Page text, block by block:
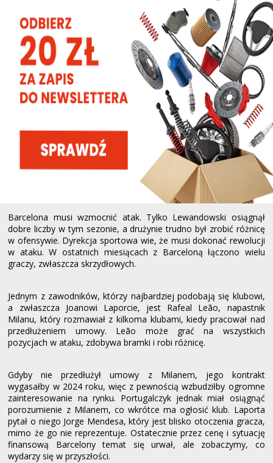
Barcelona musi wzmocnić atak. Tylko Lewandowski osiągnął
dobre liczby w tym sezonie, a drużynie trudno był zrobić różnicę
w ofensywie. Dyrekcja sportowa wie, że musi dokonać rewolucji
w ataku. W ostatnich miesiącach z Barceloną łączono wielu
graczy, zwłaszcza skrzydłowych.
Jednym z zawodników, którzy najbardziej podobają się klubowi,
a zwłaszcza Joanowi Laporcie, jest Rafeal Leão, napastnik
Milanu, który rozmawiał z kilkoma klubami, kiedy pracował nad
przedłużeniem umowy. Leão może grać na wszystkich
pozycjach w ataku, zdobywa bramki i robi różnicę.
Gdyby nie przedłużył umowy z Milanem, jego kontrakt
wygasałby w 2024 roku, więc z pewnością wzbudziłby ogromne
zainteresowanie na rynku. Portugalczyk jednak miał osiągnąć
porozumienie z Milanem, co wkrótce ma ogłosić klub. Laporta
pytał o niego Jorge Mendesa, który jest blisko otoczenia gracza,
mimo że go nie reprezentuje. Ostatecznie przez cenę i sytuację
finansową Barcelony temat się urwał, ale zobaczymy, co
wydarzy się w przyszłości.